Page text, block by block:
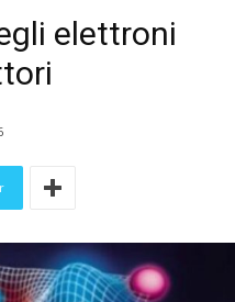
elettroni